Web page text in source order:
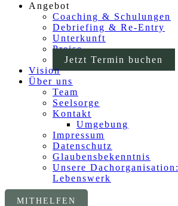
Angebot
Coaching & Schulungen
Debriefing & Re-Entry
Unterkunft
Preise
Jetzt Termin buchen
Vision
Über uns
Team
Seelsorge
Kontakt
Umgebung
Impressum
Datenschutz
Glaubensbekenntnis
Unsere Dachorganisation:
Lebenswerk
MITHELFEN